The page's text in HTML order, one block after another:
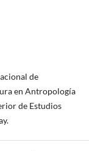
de
en Antropología
de Estudios